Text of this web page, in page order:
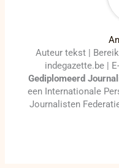
Auteur tekst |
indegazette.be |
Gediplomeerd
een Internationale
Journalisten